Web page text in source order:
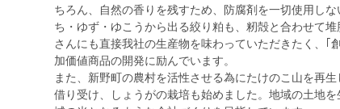
ちろん、自然の香りを残すため、防腐剤を一切使用し
ち・ゆず・ゆこうから出る絞り粕も、籾殻と合わせて
さんにも直接我社の生産物を味わっていただきたく、｢
加価値商品の開発に励んでいます。
また、新野町の農村を活性させる為にたけのこ山を再
借り受け、しょうがの栽培も始めました。地域の土地